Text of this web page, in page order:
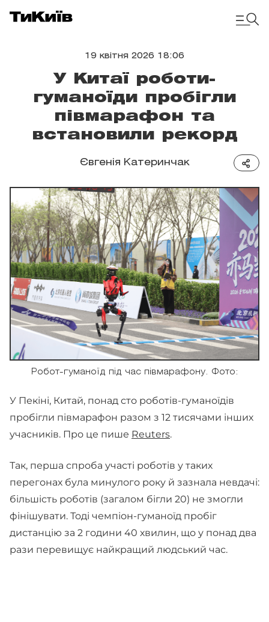
19 квітня 2026 18:06
У Китаї роботи-
гуманоїди пробігли
півмарафон та
встановили рекорд
Євгенія Катеринчак
Робот-гуманоїд під час півмарафону. Фото:
У Пекіні, Китай, понад сто роботів-гуманоїдів
пробігли півмарафон разом з 12 тисячами інших
учасників. Про це пише Reuters.
Так, перша спроба участі роботів у таких
перегонах була минулого року й зазнала невдачі:
більшість роботів (загалом бігли 20) не змогли
фінішувати. Тоді чемпіон-гуманоїд пробіг
дистанцію за 2 години 40 хвилин, що у понад два
рази перевищує найкращий людський час.